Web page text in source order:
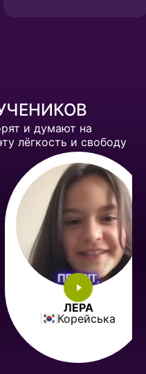
и думают на
лёгкость и свободу
АНАСТАСИЯ
Корейська